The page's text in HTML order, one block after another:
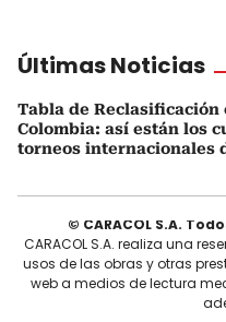
Últimas Noticias
Tabla de Reclasificación
Colombia: así están los
torneos internacionales
© CARACOL S.A.
CARACOL S.A. realiza una
usos de las obras y otras
web a medios de lectura